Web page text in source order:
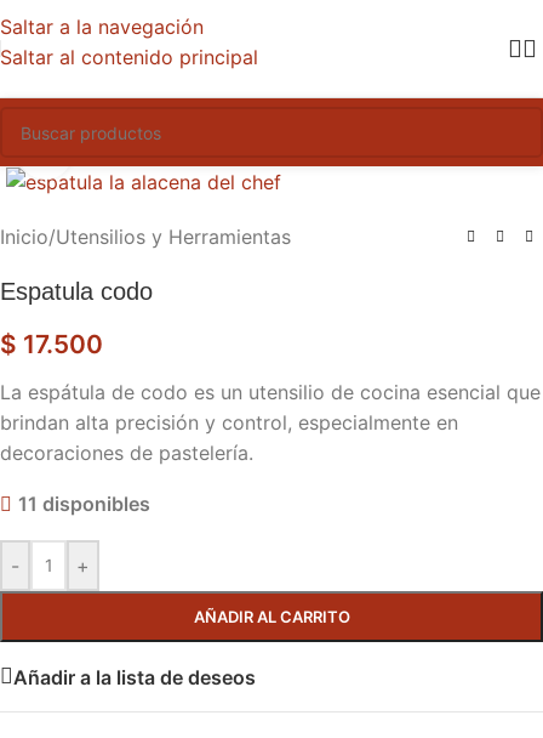
Saltar a la navegación
Saltar al contenido principal
Inicio/Utensilios y Herramientas
Espatula codo
$ 17.500
La espátula de codo es un utensilio de cocina esencial que
brindan alta precisión y control, especialmente en
decoraciones de pastelería.
11 disponibles
- +
AÑADIR AL CARRITO
Añadir a la lista de deseos